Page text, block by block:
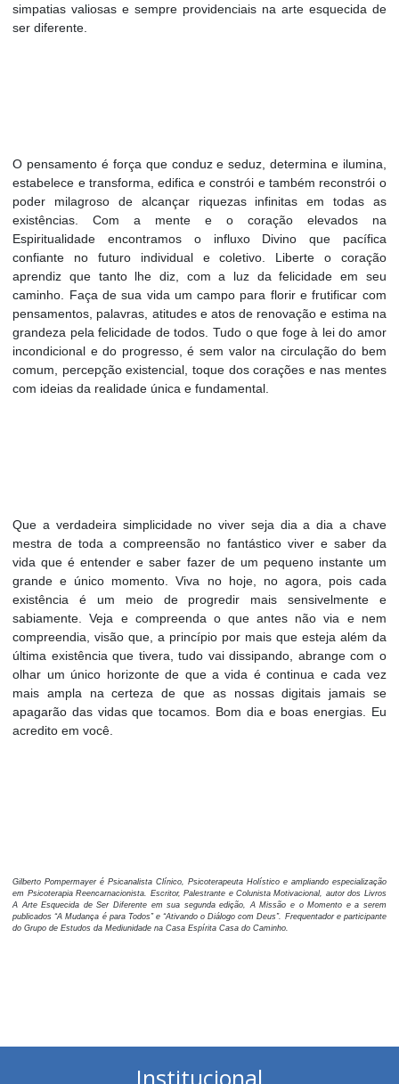
simpatias valiosas e sempre providenciais na arte esquecida de
ser diferente.
O pensamento é força que conduz e seduz, determina e ilumina,
estabelece e transforma, edifica e constrói e também reconstrói o
poder milagroso de alcançar riquezas infinitas em todas as
existências. Com a mente e o coração elevados na
Espiritualidade encontramos o influxo Divino que pacífica
confiante no futuro individual e coletivo. Liberte o coração
aprendiz que tanto lhe diz, com a luz da felicidade em seu
caminho. Faça de sua vida um campo para florir e frutificar com
pensamentos, palavras, atitudes e atos de renovação e estima na
grandeza pela felicidade de todos. Tudo o que foge à lei do amor
incondicional e do progresso, é sem valor na circulação do bem
comum, percepção existencial, toque dos corações e nas mentes
com ideias da realidade única e fundamental.
Que a verdadeira simplicidade no viver seja dia a dia a chave
mestra de toda a compreensão no fantástico viver e saber da
vida que é entender e saber fazer de um pequeno instante um
grande e único momento. Viva
no hoje, no agora, pois cada
existência é um meio de progredir mais sensivelmente e
sabiamente. Veja e compreenda o que antes não via e nem
compreendia, visão que, a princípio por mais que esteja além da
última existência que tivera, tudo vai dissipando, abrange com o
olhar um único horizonte de que a vida é continua e cada vez
mais ampla na certeza de que as nossas digitais jamais se
apagarão das vidas que tocamos. Bom dia e boas energias. Eu
acredito em você.
Gilberto Pompermayer é Psicanalista Clínico, Psicoterapeuta Holístico e ampliando especialização
em Psicoterapia Reencarnacionista. Escritor, Palestrante e Colunista Motivacional, autor dos Livros
A Arte Esquecida de Ser Diferente em sua segunda edição, A Missão e o Momento e a serem
publicados “A Mudança é para Todos” e “Ativando o Diálogo com Deus”. Frequentador e participante
do Grupo de Estudos da Mediunidade na Casa Espírita Casa do Caminho.
Institucional